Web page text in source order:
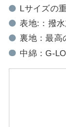
Lサイズの
表地:：撥
裏地：最高
中綿：G-